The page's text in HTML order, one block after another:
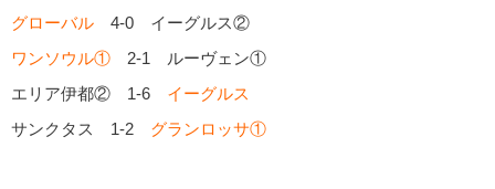
グローバル 4-0 イーグルス②
ワンソウル① 2-1 ルーヴェン①
エリア伊都② 1-6 イーグルス
サンクタス 1-2 グランロッサ①